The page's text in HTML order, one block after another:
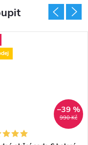
990 Kč
–39 %